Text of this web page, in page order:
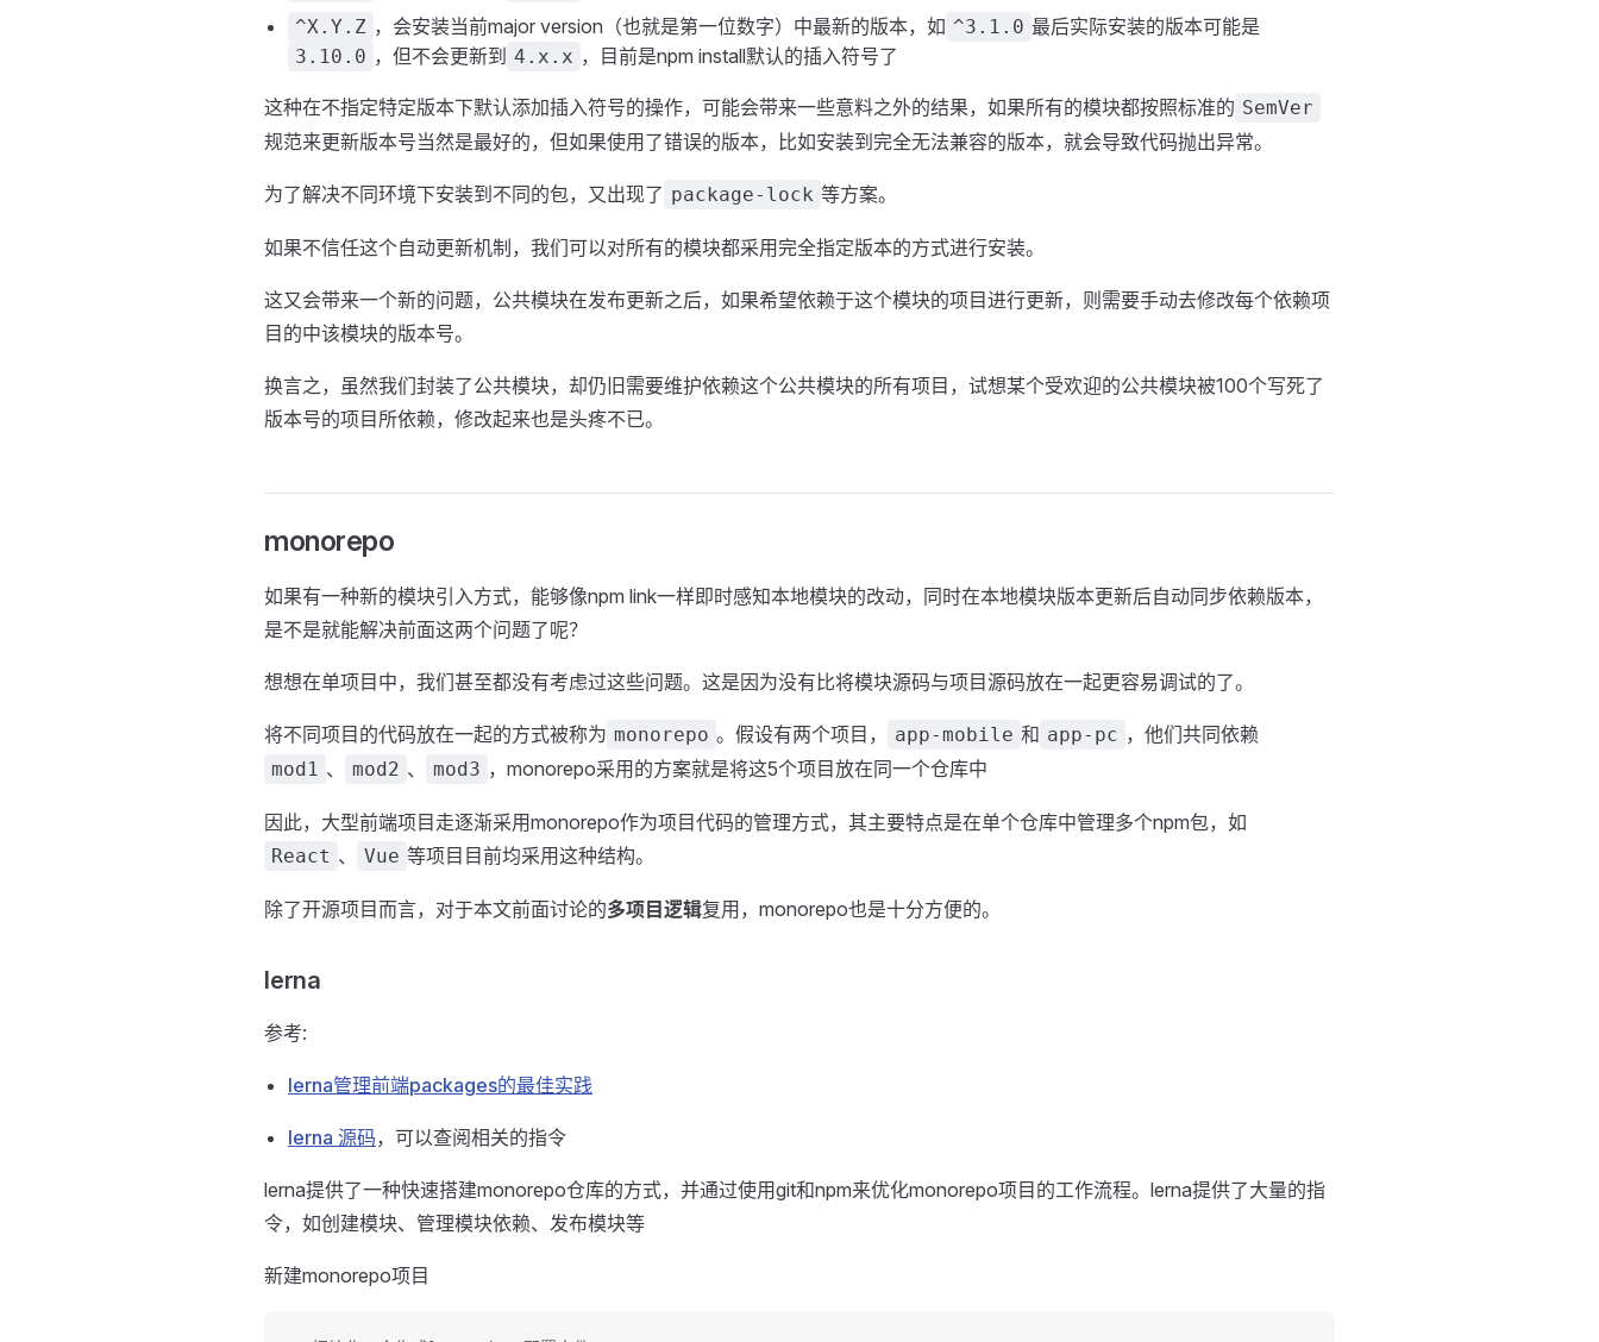
^X.Y.Z ，会安装当前major version（也就是第一位数字）中最新的版本，如 ^3.1.0 最后实际安装的版本可能是
3.10.0 ，但不会更新到 4.x.x ，目前是npm install默认的插入符号了
这种在不指定特定版本下默认添加插入符号的操作，可能会带来一些意料之外的结果，如果所有的模块都按照标准的 SemVer
规范来更新版本号当然是最好的，但如果使用了错误的版本，比如安装到完全无法兼容的版本，就会导致代码抛出异常。
为了解决不同环境下安装到不同的包，又出现了 package-lock 等方案。
如果不信任这个自动更新机制，我们可以对所有的模块都采用完全指定版本的方式进行安装。
这又会带来一个新的问题，公共模块在发布更新之后，如果希望依赖于这个模块的项目进行更新，则需要手动去修改每个依赖项
目的中该模块的版本号。
换言之，虽然我们封装了公共模块，却仍旧需要维护依赖这个公共模块的所有项目，试想某个受欢迎的公共模块被100个写死了
版本号的项目所依赖，修改起来也是头疼不已。
monorepo
如果有一种新的模块引入方式，能够像npm link一样即时感知本地模块的改动，同时在本地模块版本更新后自动同步依赖版本，
是不是就能解决前面这两个问题了呢？
想想在单项目中，我们甚至都没有考虑过这些问题。这是因为没有比将模块源码与项目源码放在一起更容易调试的了。
将不同项目的代码放在一起的方式被称为 monorepo 。假设有两个项目， app-mobile 和 app-pc ，他们共同依赖
mod1 、 mod2 、 mod3 ，monorepo采用的方案就是将这5个项目放在同一个仓库中
因此，大型前端项目走逐渐采用monorepo作为项目代码的管理方式，其主要特点是在单个仓库中管理多个npm包，如
React 、 Vue 等项目目前均采用这种结构。
除了开源项目而言，对于本文前面讨论的多项目逻辑复用，monorepo也是十分方便的。
lerna
参考:
lerna管理前端packages的最佳实践
lerna 源码，可以查阅相关的指令
lerna提供了一种快速搭建monorepo仓库的方式，并通过使用git和npm来优化monorepo项目的工作流程。lerna提供了大量的指
令，如创建模块、管理模块依赖、发布模块等
新建monorepo项目